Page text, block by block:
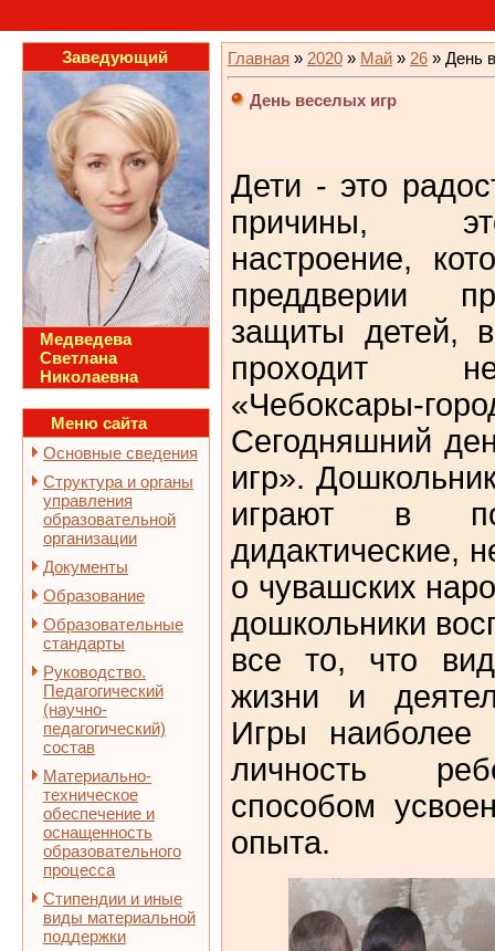
Заведующий
Медведева
Светлана
Николаевна
Меню сайта
Основные сведения
Структура и органы
управления
образовательной
организации
Документы
Образование
Образовательные
стандарты
Руководство.
Педагогический
(научно-
педагогический)
состав
Материально-
техническое
обеспечение и
оснащенность
образовательного
процесса
Стипендии и иные
виды материальной
поддержки
Главная » 2020 » Май » 26 » День
День веселых игр
Дети - это
причины,
настроение,
преддверии
защиты детей,
проходит
«Чебоксары-
Сегодняшний
игр».
играют в
дидактические,
о чувашских
дошкольники
все то, что
жизни и
Игры наиболее
личность
способом
опыта.